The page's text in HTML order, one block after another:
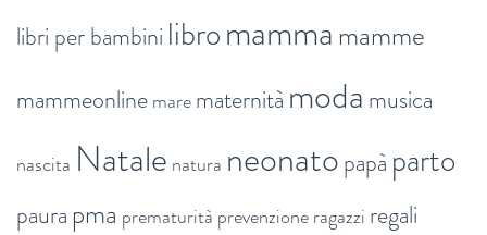
libri per bambini libromamma mamme
mammeonlinemarematernità moda musica
nascita Natale natura neonatopapà parto
paura pma prematurità prevenzioneragazzi regali